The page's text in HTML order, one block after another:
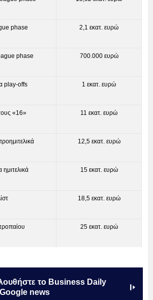
phase 2,1 εκατ. ευρώ
phase 700.000 ευρώ
play-offs 1 εκατ. ευρώ
«16» 11 εκατ. ευρώ
12,5 εκατ. ευρώ
15 εκατ. ευρώ
18,5 εκατ. ευρώ
25 εκατ. ευρώ
το Business Daily
news